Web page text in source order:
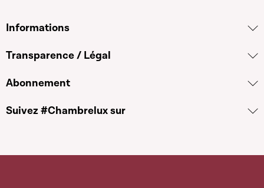
Informations
Transparence / Légal
Abonnement
Suivez #Chambrelux sur